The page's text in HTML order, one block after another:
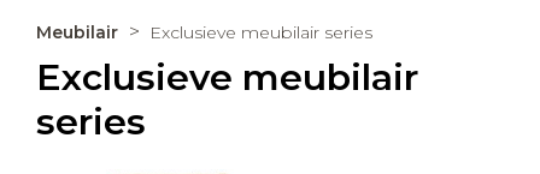
Meubilair Exclusieve meubilair series
Exclusieve meubilair
series